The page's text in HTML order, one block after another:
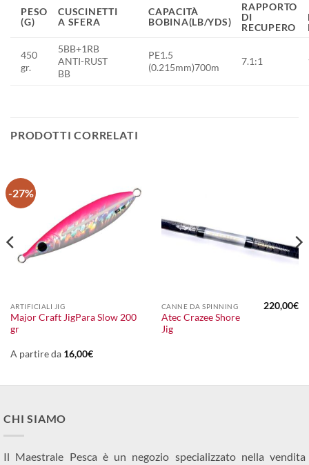
PESO
(G)
CUSCINETTI
A SFERA
CAPACITÀ
BOBINA(LB/YDS)
RAPPORTO
DI
RECUPERO
450
gr.
5BB+1RB
ANTI-RUST
BB
PE1.5
(0.215mm)700m
7.1:1
PRODOTTI CORRELATI
-27%
ARTIFICIALI JIG
Major Craft JigPara Slow 200
gr
A partire da 16,00€
CANNE DA SPINNING
Atec Crazee Shore
Jig
220,00€
CHI SIAMO
Il Maestrale Pesca è un negozio specializzato nella vendita